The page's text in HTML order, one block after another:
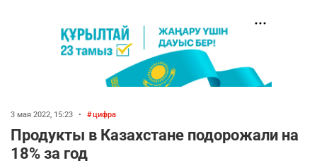
3 мая 2022, 15:23 • цифра
Продукты в Казахстане подорожали на
18% за год